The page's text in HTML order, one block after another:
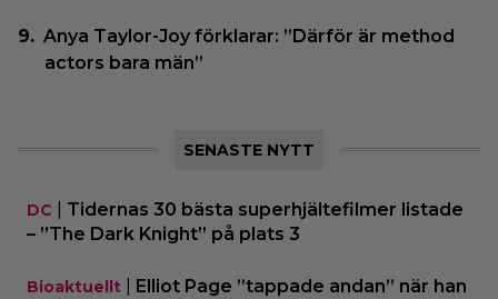
Anya Taylor-Joy förklarar: ”Därför är method
actors bara män”
SENASTE NYTT
DC
Tidernas 30 bästa superhjältefilmer listade
– ”The Dark Knight” på plats 3
Bioaktuellt
Elliot Page ”tappade andan” när han